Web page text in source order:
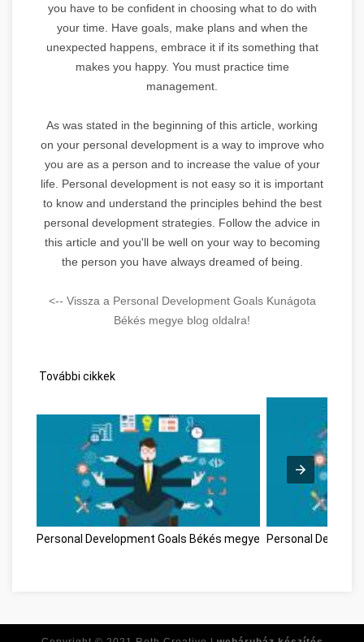
you have to be confident in choosing what to do with
your time. Have goals, make plans and when the
unexpected happens, embrace it if its something that
makes you happy. You must practice time
management.
As was stated in the beginning of this article, working
on your personal development is a way to improve who
you are as a person and to increase the value of your
life. Personal development is not easy so it is important
to know and understand the principles behind the best
personal development strategies. Follow the advice in
this article and you'll be well on your way to becoming
the person you have always dreamed of being.
<-- Vissza a Personal Development Goals Kunágota
Békés megye blog oldalra!
További cikkek
Personal Development Goals Békés megye Personal